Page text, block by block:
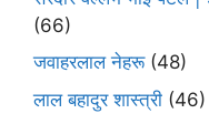
(66)
जवाहरलाल नेहरू(48)
लाल बहादुर शास्त्री (46)